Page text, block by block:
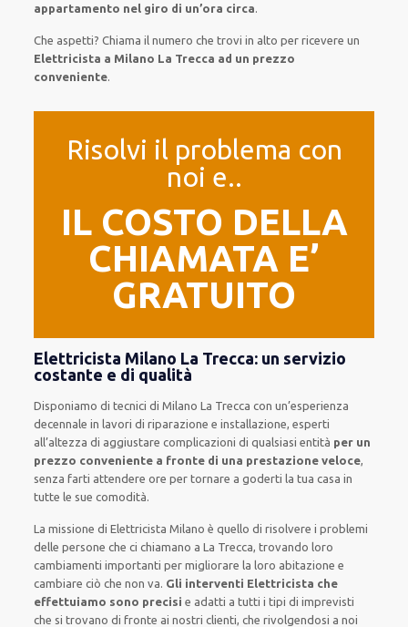
appartamento nel giro di un’ora circa.
Che aspetti? Chiama il numero che trovi in alto per ricevere un
Elettricista a Milano La Trecca ad un prezzo
conveniente.
Risolvi il problema con
noi e..
IL COSTO DELLA
CHIAMATA E’
GRATUITO
Elettricista Milano La Trecca: un servizio
costante e di qualità
Disponiamo ditecnici di Milano La Trecca con un’esperienza
decennalein lavori di riparazione e installazione, esperti
all’altezza di aggiustare complicazioni di qualsiasi entità per un
prezzo conveniente a fronte di una prestazione veloce,
senza farti attendere ore per tornare a goderti la tua casa in
tutte le sue comodità.
La missione di Elettricista Milano è quello di risolvere i problemi
delle persone checi chiamano a La Trecca, trovando loro
cambiamenti importanti per migliorare la loro abitazione e
cambiare ciò che non va. Gli interventi Elettricista che
effettuiamo sono precisi e adatti a tutti i tipi di imprevisti
che si trovano di fronte ai nostri clienti, che rivolgendosi a noi